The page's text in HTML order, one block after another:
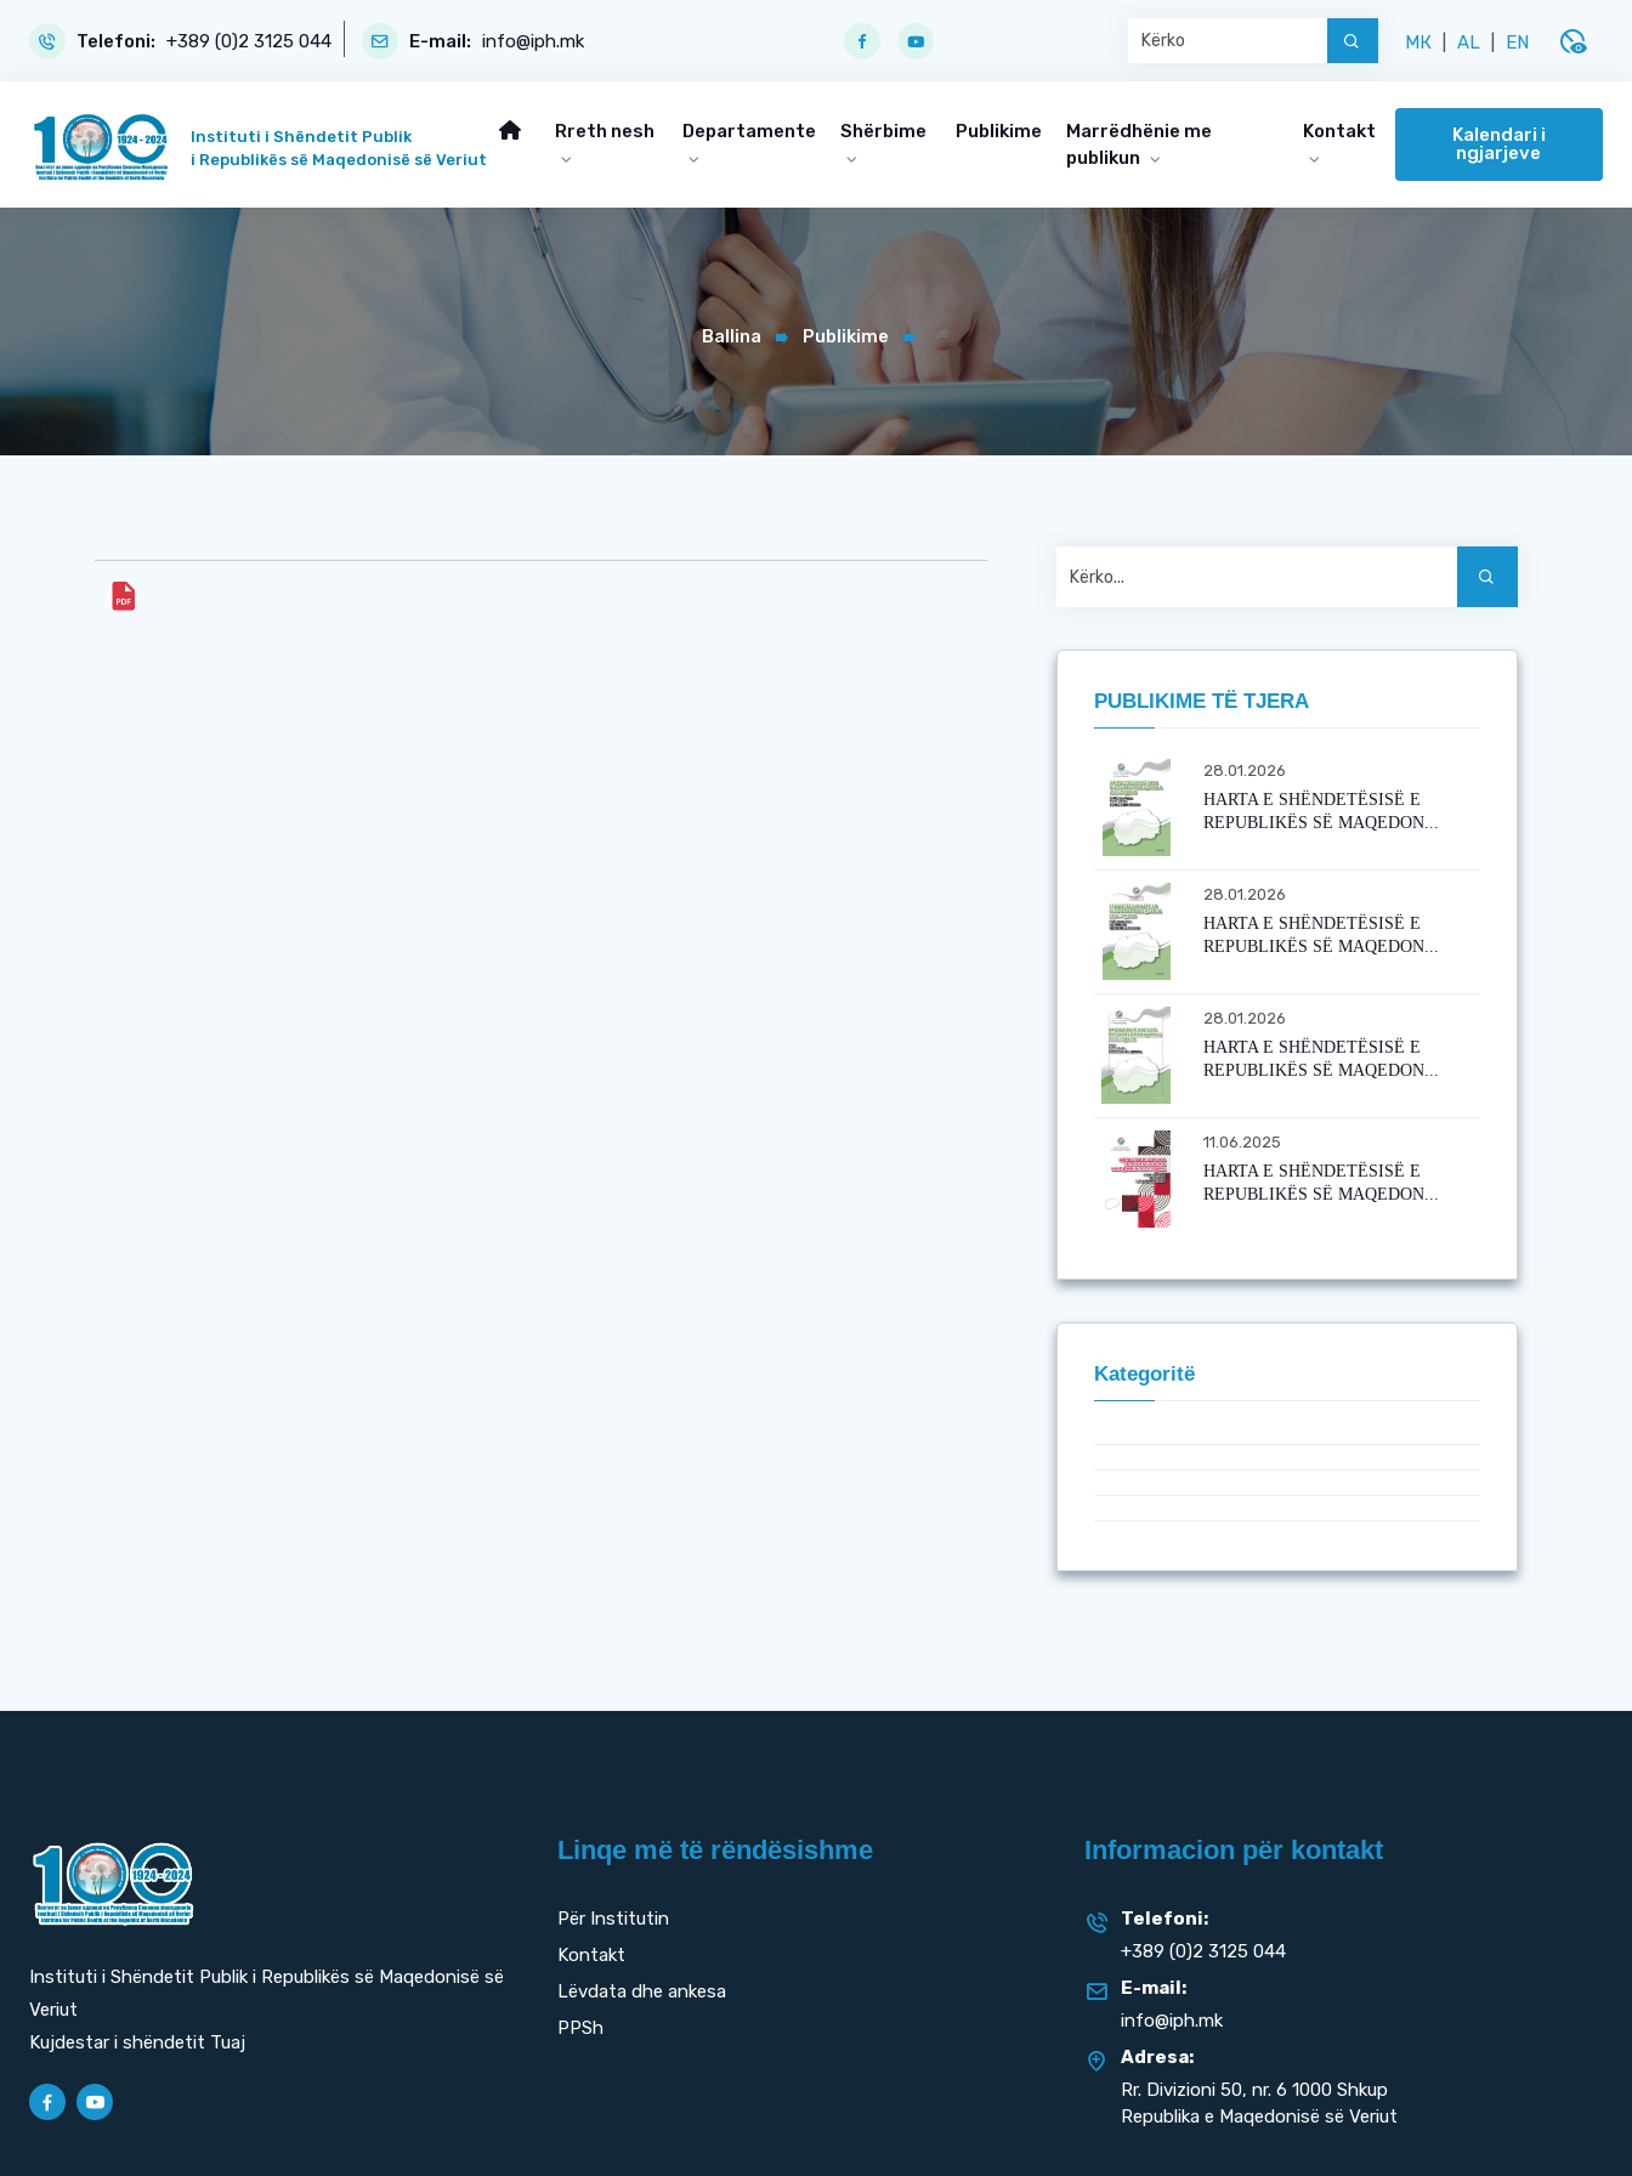
Telefoni: +389 (0)2 3125 044 E-mail: info@iph.mk МК AL EN disabled_visible
Instituti i Shëndetit Publik
i Republikës së Maqedonisë së Veriut
Rreth nesh Departamente Shërbime Publikime
Marrëdhënie me
publikun
Kontakt
Kalendari i
ngjarjeve
Ballina Publikime
PUBLIKIME TË TJERA
28.01.2026
HARTA E SHËNDETËSISË E
REPUBLIKËS SË MAQEDON...
28.01.2026
HARTA E SHËNDETËSISË E
REPUBLIKËS SË MAQEDON...
28.01.2026
HARTA E SHËNDETËSISË E
REPUBLIKËS SË MAQEDON...
11.06.2025
HARTA E SHËNDETËSISË E
REPUBLIKËS SË MAQEDON...
Kategoritë
Instituti i Shëndetit Publik i Republikës së Maqedonisë së
Veriut
Kujdestar i shëndetit Tuaj
Linqe më të rëndësishme
Për Institutin
Kontakt
Lëvdata dhe ankesa
PPSh
Informacion për kontakt
Telefoni:
+389 (0)2 3125 044
E-mail:
info@iph.mk
Adresa:
Rr. Divizioni 50, nr. 6 1000 Shkup
Republika e Maqedonisë së Veriut